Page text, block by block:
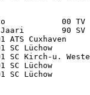
00 TV
Jaari        90
ATS Cuxhaven
SC Lüchow
SC Kirch-u.
SC Lüchow
SC Lüchow